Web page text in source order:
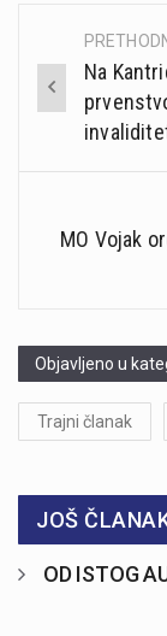
PostNa
MO Vojak
Objavljeno u
Trajni članak
JOŠ
OD ISTOG